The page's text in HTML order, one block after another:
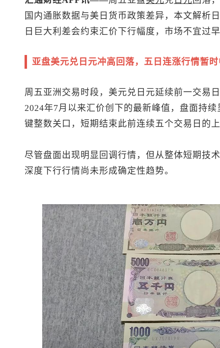
国内通胀数据与美日货币政策差异，本文解析
日巨大利差会约束汇价下行幅度，市场不宜过
亚盘美元兑日元冲高回落，五日连涨行情暂
周五亚洲交易时段， 美元兑日元延续前一交易
2024年7月以来汇价创下的最新峰值，盘面持
键整数关口，短期结束此前连续五个交易日的
尽管盘面出现明显回调行情，但从整体短期技
深度下行行情尚未形成确定性趋势。